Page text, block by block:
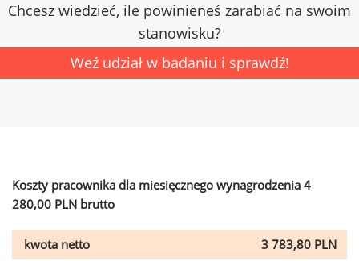
Chcesz wiedzieć, ile powinieneś zarabiać na swoim
stanowisku?
Weź udział w badaniu i sprawdź!
Koszty pracownika dla miesięcznego wynagrodzenia 4
280,00 PLN brutto
kwota netto
3 783,80 PLN